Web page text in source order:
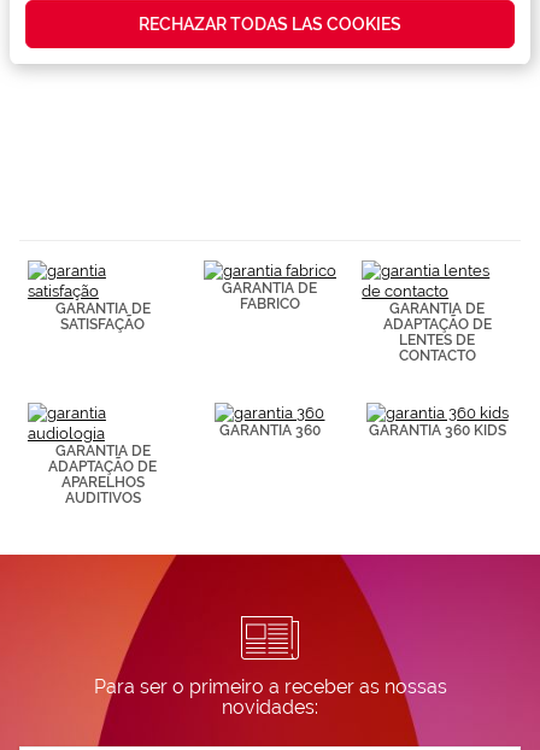
contenidos
personalizados
Puedes
consultar más
información en
nuestra
RECHAZAR TODAS LAS COOKIES
Serviços exclusivos
GARANTIA DE
SATISFAÇÃO
GARANTIA DE
FABRICO
GARANTIA DE
ADAPTAÇÃO DE
LENTES DE
CONTACTO
GARANTIA DE
ADAPTAÇÃO DE
APARELHOS
AUDITIVOS
GARANTIA 360 GARANTIA 360 KIDS
Para ser o primeiro a receber as nossas
novidades: